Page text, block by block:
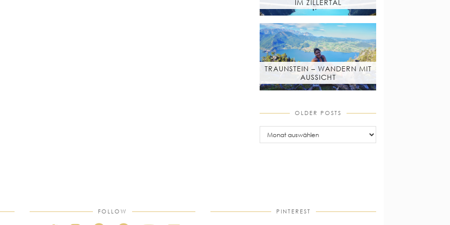
IM ZILLERTAL
TRAUNSTEIN – WANDERN MIT
AUSSICHT
OLDER POSTS
older
posts
FOLLOW PINTEREST